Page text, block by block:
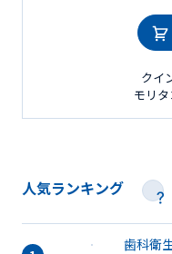
クイ
モリ
人気ランキング
歯科衛